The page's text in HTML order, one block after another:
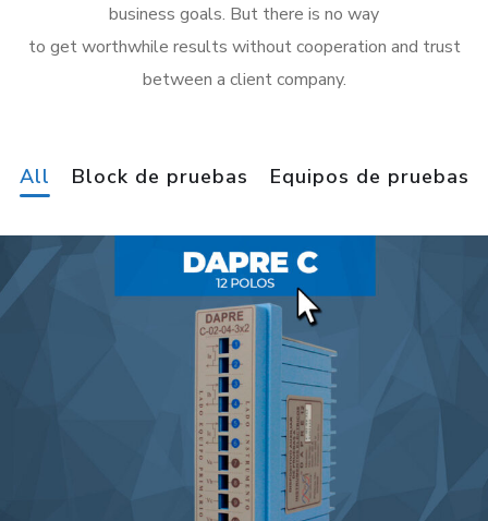
business goals. But there is no way
to get worthwhile results without cooperation and trust
between a client company.
All Block de pruebas Equipos de pruebas